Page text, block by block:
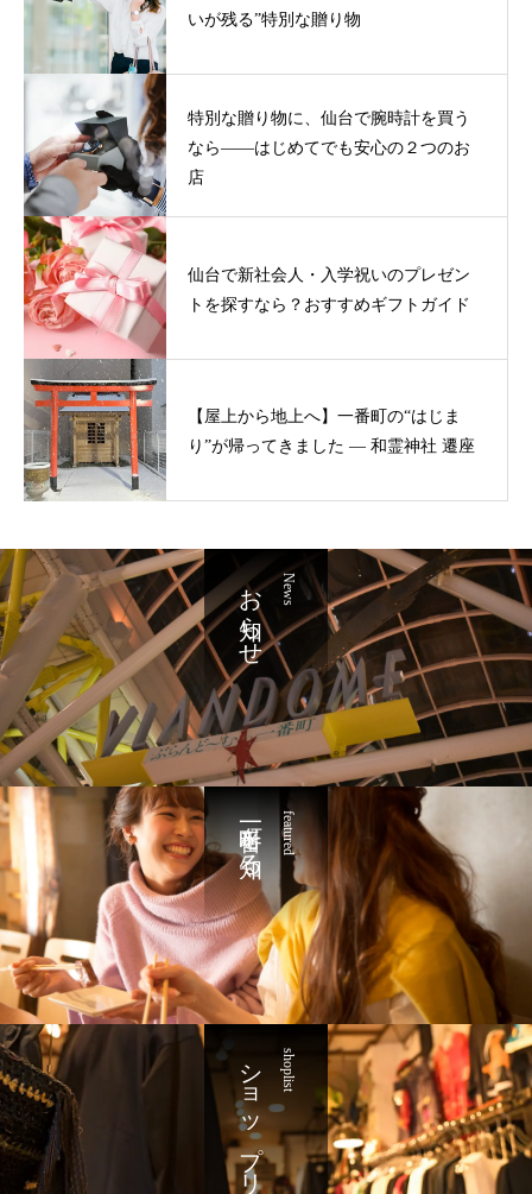
いが残る”特別な贈り物
特別な贈り物に、仙台で腕時計を買う
なら——はじめてでも安心の２つのお
店
仙台で新社会人・入学祝いのプレゼン
トを探すなら？おすすめギフトガイド
【屋上から地上へ】一番町の“はじま
り”が帰ってきました ― 和霊神社 遷座
News
お知らせ
featured
一番町を知る
shoplist
ショップリスト